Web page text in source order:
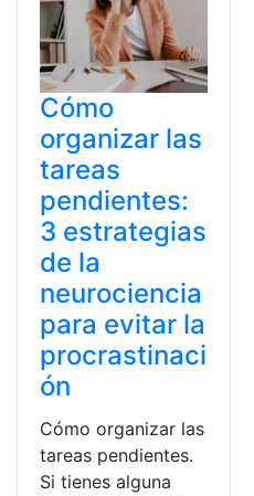
Cómo
organizar las
tareas
pendientes:
3 estrategias
de la
neurociencia
para evitar la
procrastinaci
ón
Cómo organizar las
tareas pendientes.
Si tienes alguna